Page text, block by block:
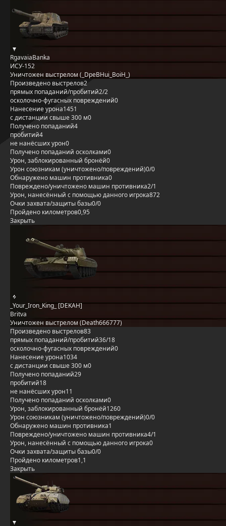
RgavaiaBanka
ИСУ-152
Уничтожен выстрелом (_DpeBHui_BoiH_)
Произведено выстрелов2
прямых попаданий/пробитий2/2
осколочно-фугасных повреждений0
Нанесение урона1451
с дистанции свыше 300 м0
Получено попаданий4
пробитий4
не нанёсших урон0
Получено попаданий осколками0
Урон, заблокированный бронёй0
Урон союзникам (уничтожено/повреждений)0/0
Обнаружено машин противника0
Повреждено/уничтожено машин противника2/1
Урон, нанесённый с помощью данного игрока872
Очки захвата/защиты базы0/0
Пройдено километров0,95
Закрыть
_Your_Iron_King_ [DEKAH]
Britva
Уничтожен выстрелом (Death666777)
Произведено выстрелов83
прямых попаданий/пробитий36/18
осколочно-фугасных повреждений0
Нанесение урона1034
с дистанции свыше 300 м0
Получено попаданий29
пробитий18
не нанёсших урон11
Получено попаданий осколками0
Урон, заблокированный бронёй1260
Урон союзникам (уничтожено/повреждений)0/0
Обнаружено машин противника1
Повреждено/уничтожено машин противника4/1
Урон, нанесённый с помощью данного игрока0
Очки захвата/защиты базы0/0
Пройдено километров1,1
Закрыть